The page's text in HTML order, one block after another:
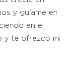
y guíame en
en el
y te ofrezco mi